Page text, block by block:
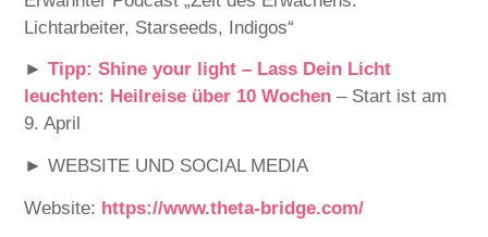
Lichtarbeiter, Starseeds, Indigos“
►⁠Tipp: Shine your light – Lass Dein Licht
leuchten: Heilreise über 10 Wochen ⁠⁠– Start ist am
9. April
► WEBSITE UND SOCIAL MEDIA
Website: ⁠⁠⁠⁠⁠⁠⁠⁠⁠⁠⁠⁠⁠⁠⁠⁠⁠⁠⁠⁠⁠⁠⁠⁠⁠https://www.theta-bridge.com/⁠⁠⁠⁠⁠⁠⁠⁠⁠⁠⁠⁠⁠⁠⁠⁠⁠⁠⁠⁠⁠⁠⁠⁠⁠